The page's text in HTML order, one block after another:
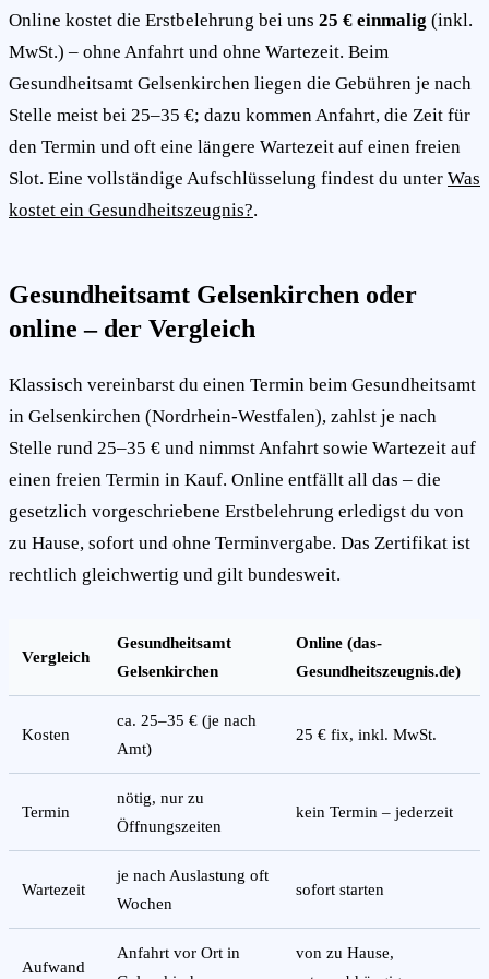
Online kostet die Erstbelehrung bei uns 25 € einmalig (inkl.
MwSt.) – ohne Anfahrt und ohne Wartezeit. Beim
Gesundheitsamt Gelsenkirchen liegen die Gebühren je nach
Stelle meist bei 25–35 €; dazu kommen Anfahrt, die Zeit für
den Termin und oft eine längere Wartezeit auf einen freien
Slot. Eine vollständige Aufschlüsselung findest du unter Was
kostet ein Gesundheitszeugnis?.
Gesundheitsamt Gelsenkirchen oder
online – der Vergleich
Klassisch vereinbarst du einen Termin beim Gesundheitsamt
in Gelsenkirchen (Nordrhein-Westfalen), zahlst je nach
Stelle rund 25–35 € und nimmst Anfahrt sowie Wartezeit auf
einen freien Termin in Kauf. Online entfällt all das – die
gesetzlich vorgeschriebene Erstbelehrung erledigst du von
zu Hause, sofort und ohne Terminvergabe. Das Zertifikat ist
rechtlich gleichwertig und gilt bundesweit.
Vergleich
Gesundheitsamt
Gelsenkirchen
Online (das-
Gesundheitszeugnis.de)
Kosten
ca. 25–35 € (je nach
Amt)
25 € fix, inkl. MwSt.
Termin
nötig, nur zu
Öffnungszeiten
kein Termin – jederzeit
Wartezeit
je nach Auslastung oft
Wochen
sofort starten
Aufwand
Anfahrt vor Ort in
von zu Hause,